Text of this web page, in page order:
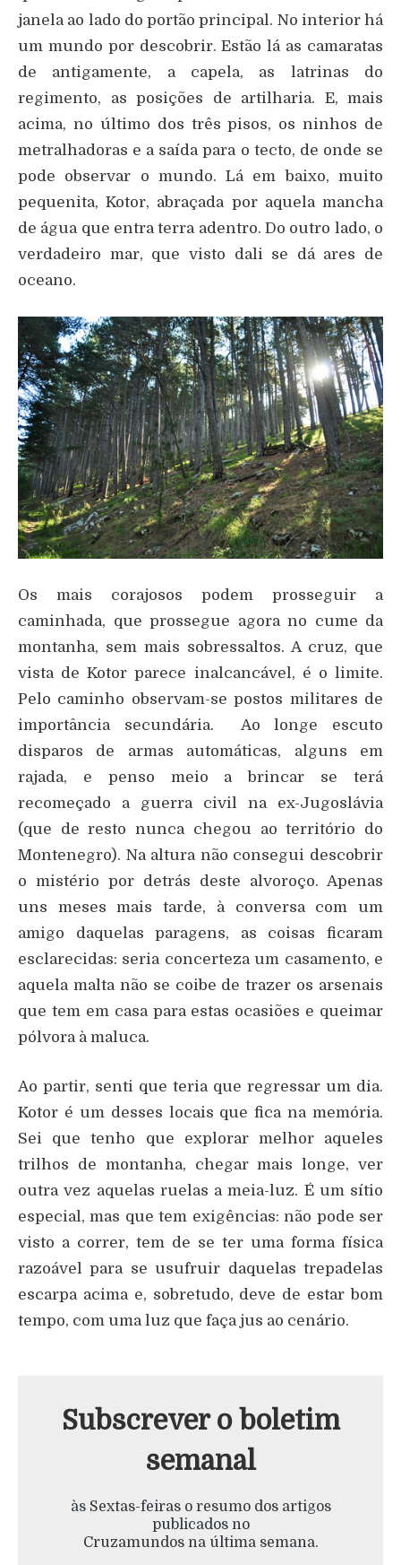
janela ao lado do portão principal. No interior há
um mundo por descobrir. Estão lá as camaratas
de antigamente, a capela, as latrinas do
regimento, as posições de artilharia. E, mais
acima, no último dos três pisos, os ninhos de
metralhadoras e a saída para o tecto, de onde se
pode observar o mundo. Lá em baixo, muito
pequenita, Kotor, abraçada por aquela mancha
de água que entra terra adentro. Do outro lado, o
verdadeiro mar, que visto dali se dá ares de
oceano.
Os mais corajosos podem prosseguir a
caminhada, que prossegue agora no cume da
montanha, sem mais sobressaltos. A cruz, que
vista de Kotor parece inalcancável, é o limite.
Pelo caminho observam-se postos militares de
importância secundária. Ao longe escuto
disparos de armas automáticas, alguns em
rajada, e penso meio a brincar se terá
recomeçado a guerra civil na ex-Jugoslávia
(que de resto nunca chegou ao território do
Montenegro). Na altura não consegui descobrir
o mistério por detrás deste alvoroço. Apenas
uns meses mais tarde, à conversa com um
amigo daquelas paragens, as coisas ficaram
esclarecidas: seria concerteza um casamento, e
aquela malta não se coibe de trazer os arsenais
que tem em casa para estas ocasiões e queimar
pólvora à maluca.
Ao partir, senti que teria que regressar um dia.
Kotor é um desses locais que fica na memória.
Sei que tenho que explorar melhor aqueles
trilhos de montanha, chegar mais longe, ver
outra vez aquelas ruelas a meia-luz. É um sítio
especial, mas que tem exigências: não pode ser
visto a correr, tem de se ter uma forma física
razoável para se usufruir daquelas trepadelas
escarpa acima e, sobretudo, deve de estar bom
tempo, com uma luz que faça jus ao cenário.
Subscrever o boletim
semanal
às Sextas-feiras o resumo dos artigos
publicados no
Cruzamundos na última semana.